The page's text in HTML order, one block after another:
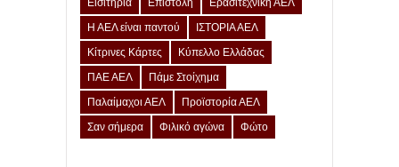
Η ΑΕΛ είναι παντού
ΙΣΤΟΡΙΑ ΑΕΛ
Κίτρινες Κάρτες
Κύπελλο Ελλάδας
ΠΑΕ ΑΕΛ
Πάμε Στοίχημα
Παλαίμαχοι ΑΕΛ
Προϊστορία ΑΕΛ
Σαν σήμερα
Φιλικό αγώνα Φώτο